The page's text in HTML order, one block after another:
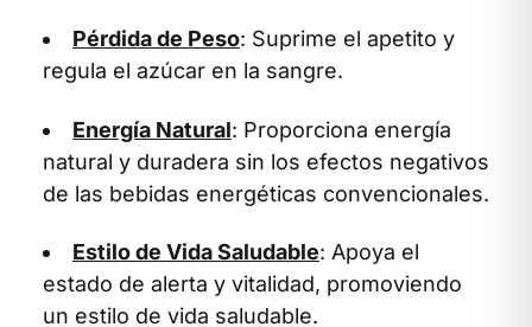
Pérdida de Peso: Suprime el apetito y
regula el azúcar en la sangre.
Energía Natural: Proporciona energía
natural y duradera sin los efectos negativos
de las bebidas energéticas convencionales.
Estilo de Vida Saludable: Apoya el
estado de alerta y vitalidad, promoviendo
un estilo de vida saludable.